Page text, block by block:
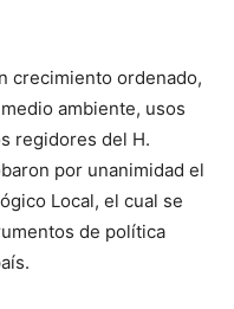
crecimiento ordenado,
ambiente, usos
regidores del H.
por unanimidad el
Local, el cual se
de política